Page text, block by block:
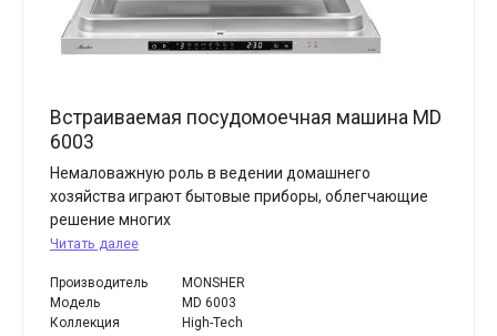
Встраиваемая посудомоечная машина MD
6003
Немаловажную роль в ведении домашнего
хозяйства играют бытовые приборы, облегчающие
решение многих
Читать далее
Производитель
MONSHER
Модель
MD 6003
Коллекция
High-Tech